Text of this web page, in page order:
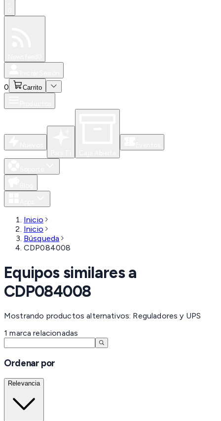
0 Carrito
Inicio
Inicio
Búsqueda
CDP084008
Equipos similares a
CDP084008
Mostrando productos alternativos: Reguladores y UPS
1 marca relacionadas
Ordenar por
Relevancia